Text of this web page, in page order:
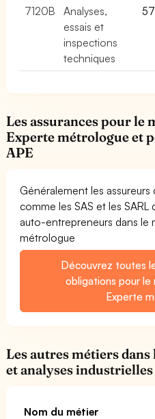
7120B
Analyses,
essais et
inspections
techniques
Les assurances pour le
Experte métrologue et
APE
Généralement les
comme les SAS et les
auto-entrepreneurs dans le
métrologue
Découvrez toutes
obligations pour
Experte
Les autres métiers
et analyses industrielles
Nom du métier